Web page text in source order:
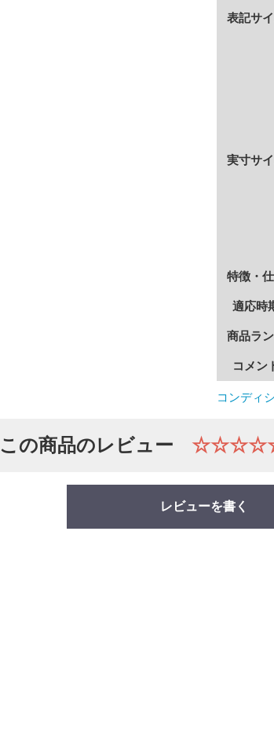
表記サ
実寸サ
特徴・
適応時
商品ラ
コメン
コンディ
この商品のレビュー
レビューを書く